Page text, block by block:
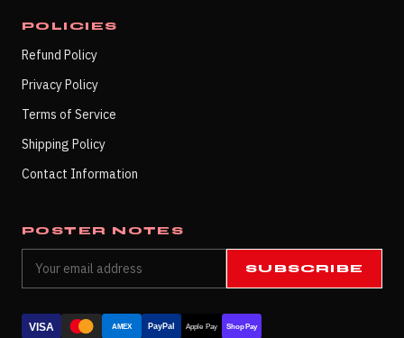
POLICIES
Refund Policy
Privacy Policy
Terms of Service
Shipping Policy
Contact Information
POSTER NOTES
SUBSCRIBE
VISA AMEX PayPal Apple Pay Shop Pay